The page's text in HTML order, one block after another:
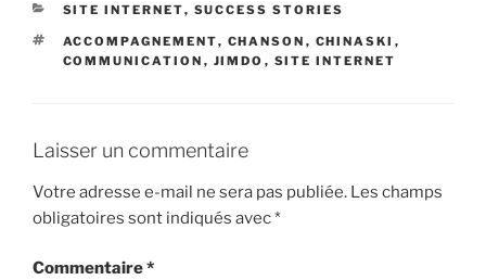
CATÉGORIES
SITE INTERNET, SUCCESS STORIES
ÉTIQUETTES
ACCOMPAGNEMENT, CHANSON , CHINASKI ,
COMMUNICATION , JIMDO , SITE INTERNET
Laisser un commentaire
Votre adresse e-mail ne sera pas publiée. Les champs
obligatoires sont indiqués avec*
Commentaire*